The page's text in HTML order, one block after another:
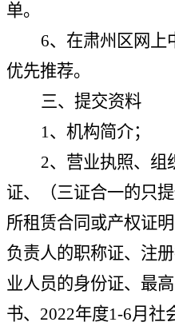
单。
6、在肃州区网上
优先推荐。
三、提交资料
1、机构简介；
2、营业执照、组
证、（三证合一的只
所租赁合同或产权证
负责人的职称证、注
业人员的身份证、最
书、2022年度1-6月社